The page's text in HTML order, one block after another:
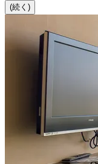
(続く)